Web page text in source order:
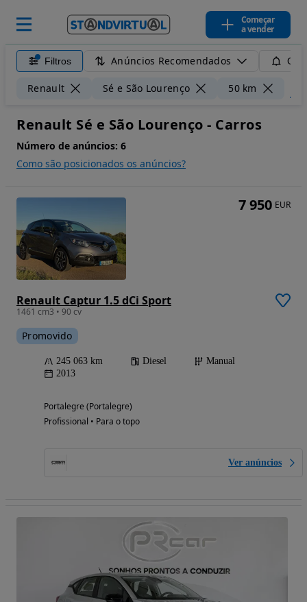
Começar
a vender
Filtros Anúncios Recomendados
Renault Sé e São Lourenço 50 km
Renault Sé e São Lourenço - Carros
Número de anúncios: 6
Como são posicionados os anúncios?
Renault Captur 1.5 dCi Sport
1461 cm3 • 90 cv
Promovido
245 063 km Diesel
Manual
2013
Portalegre (Portalegre)
Profissional • Para o topo
Ver anúncios
7 950 EUR